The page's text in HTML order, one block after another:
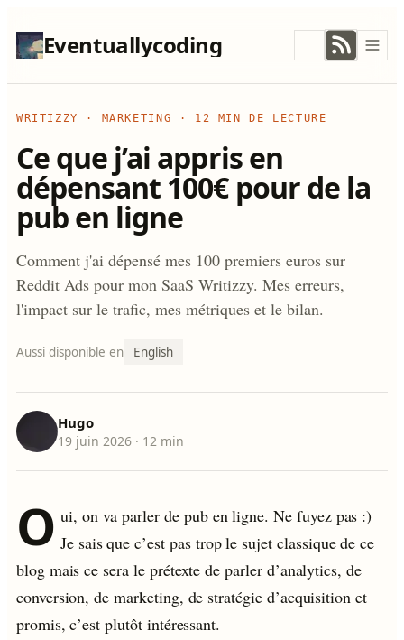
Eventuallycoding
WRITIZZY · MARKETING · 12 MIN DE LECTURE
Ce que j’ai appris en
dépensant 100€ pour de la
pub en ligne
Comment j'ai dépensé mes 100 premiers euros sur
Reddit Ads pour mon SaaS Writizzy. Mes erreurs,
l'impact sur le trafic, mes métriques et le bilan.
Aussi disponible en English
Hugo
19 juin 2026 · 12 min
O ui, on va parler de pub en ligne. Ne fuyez pas :)
Je sais que c’est pas trop le sujet classique de ce
blog mais ce sera le prétexte de parler d’analytics, de
conversion, de marketing, de stratégie d’acquisition et
promis, c’est plutôt intéressant.